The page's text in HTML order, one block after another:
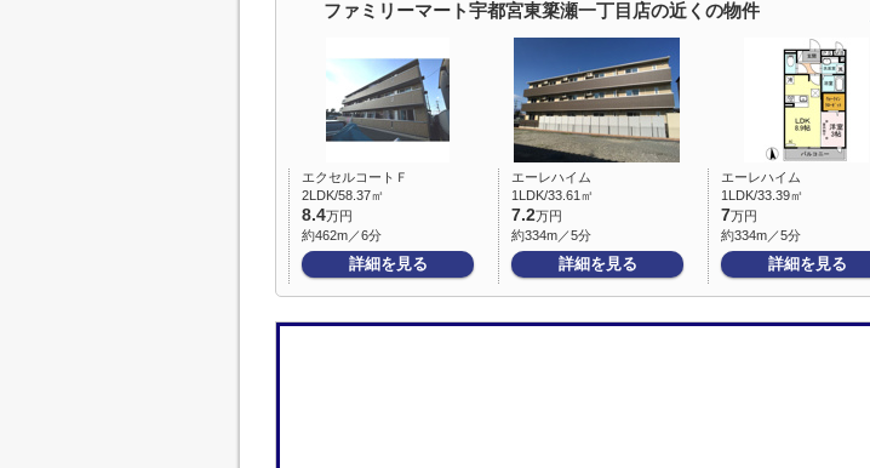
ファミリーマート宇都宮東簗瀬一丁目店の近くの物件
エクセルコートＦ
2LDK/58.37㎡
8.4万円
約462m／6分
詳細を見る
エーレハイム
1LDK/33.61㎡
7.2万円
約334m／5分
詳細を見る
エーレハイム
1LDK/33.39㎡
7万円
約334m／5分
詳細を見る